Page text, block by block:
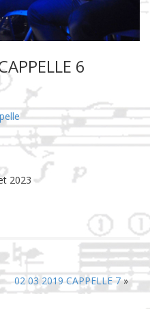
6
2023
02 03 2019 CAPPELLE 7»